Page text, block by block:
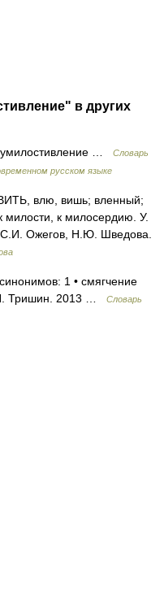
в других
…
Словарь
русском языке
влю, вишь; вленный;
милости, к милосердию. У.
С.И. Ожегов, Н.Ю. Шведова.
1 • смягчение
Тришин. 2013 …
Словарь